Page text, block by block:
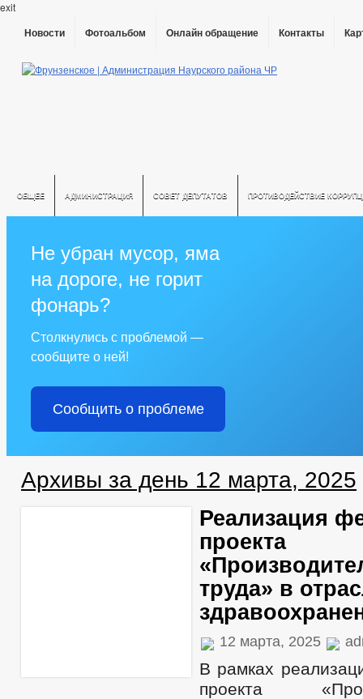
exit
Новости Фотоальбом Онлайн обращение Контакты
ОБЩЕЕ АДМИНИСТРАЦИЯ СОВЕТ ДЕПУТАТОВ ПРОТИВОДЕЙСТВИЕ
Не убран мусор, яма
на дороге, не горит
фонарь?
Столкнулись с проблемой —
сообщите о ней!
Сообщить о проблеме
Архивы за день 12 марта, 2025
Реализация
проекта
труда» в
12 марта, 2025
В рамках
проекта